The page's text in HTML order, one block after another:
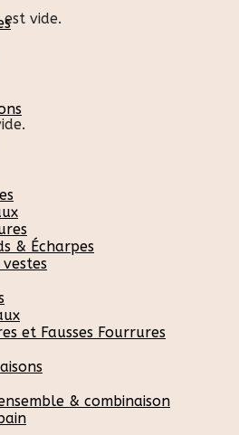
vide.
& Écharpes
et Fausses Fourrures
& combinaison